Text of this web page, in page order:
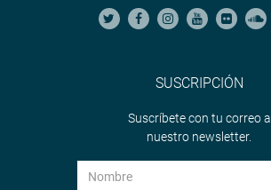
SUSCRIPCIÓN
Suscríbete con tu correo a
nuestro newsletter.